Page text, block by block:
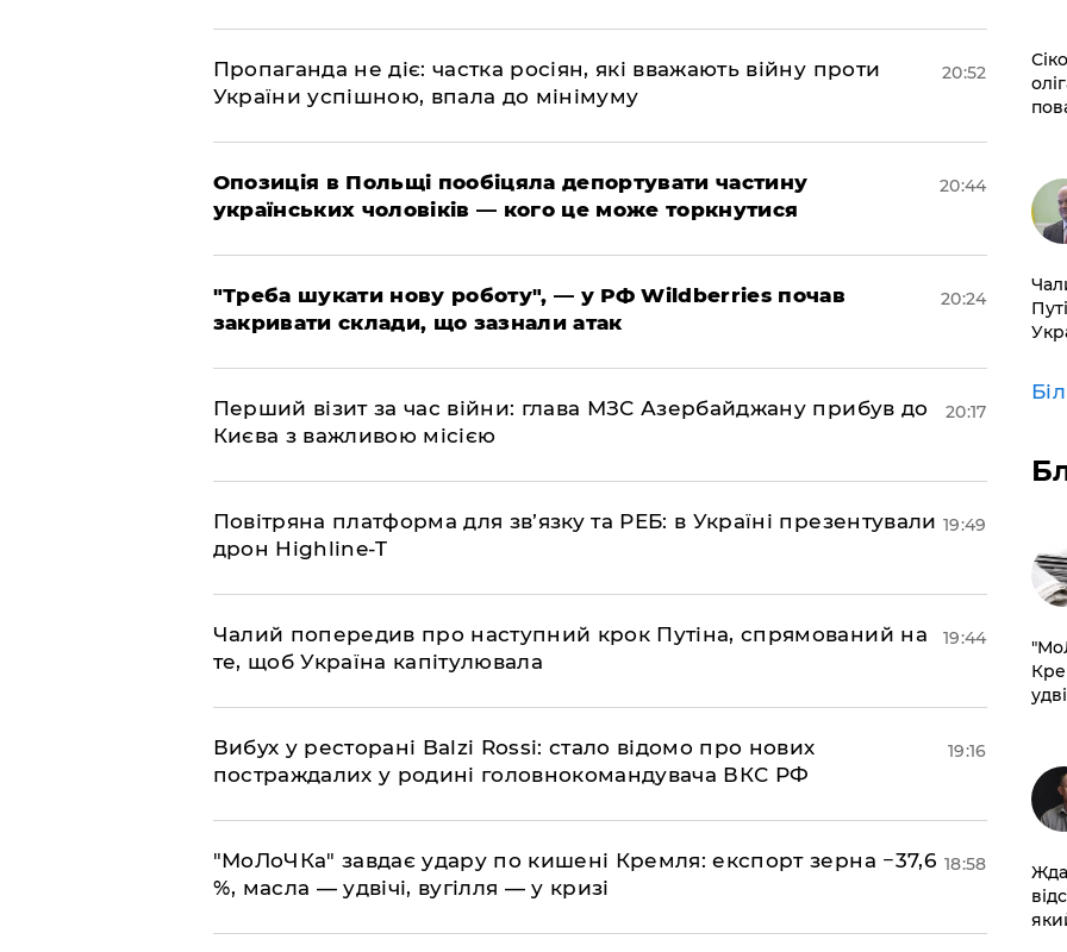
​Пропаганда не діє: частка росіян, які вважають війну проти
України успішною, впала до мінімуму
20:52
​Опозиція в Польщі пообіцяла депортувати частину
українських чоловіків — кого це може торкнутися
20:44
​"Треба шукати нову роботу", — у РФ Wildberries почав
закривати склади, що зазнали атак
20:24
​Перший візит за час війни: глава МЗС Азербайджану прибув до
Києва з важливою місією
20:17
​Повітряна платформа для зв’язку та РЕБ: в Україні презентували
дрон Highline-T
19:49
​Чалий попередив про наступний крок Путіна, спрямований на
те, щоб Україна капітулювала
19:44
​Вибух у ресторані Balzi Rossi: стало відомо про нових
постраждалих у родині головнокомандувача ВКС РФ
19:16
​"МоЛоЧКа" завдає удару по кишені Кремля: експорт зерна −37,6
%, масла — удвічі, вугілля — у кризі
18:58